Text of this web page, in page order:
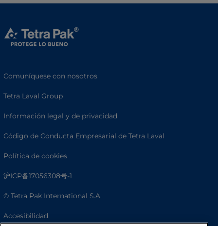
Comuníquese con nosotros
Tetra Laval Group
Información legal y de privacidad
Código de Conducta Empresarial de Tetra Laval
Política de cookies
沪ICP备17056308号-1
© Tetra Pak International S.A.
Accesibilidad